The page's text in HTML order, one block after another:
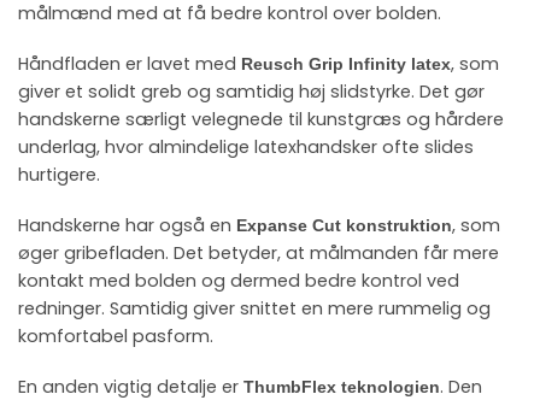
målmænd med at få bedre kontrol over bolden.
Håndfladen er lavet med Reusch Grip Infinity latex, som
giver et solidt greb og samtidig høj slidstyrke. Det gør
handskerne særligt velegnede til kunstgræs og hårdere
underlag, hvor almindelige latexhandsker ofte slides
hurtigere.
Handskerne har også en Expanse Cut konstruktion, som
øger gribefladen. Det betyder, at målmanden får mere
kontakt med bolden og dermed bedre kontrol ved
redninger. Samtidig giver snittet en mere rummelig og
komfortabel pasform.
En anden vigtig detalje er ThumbFlex teknologien. Den